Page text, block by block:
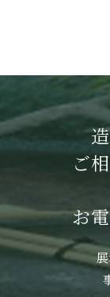
ご
お